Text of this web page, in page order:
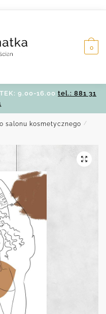
0
9.00-16.00 tel.: 881 31
salonu kosmetycznego /